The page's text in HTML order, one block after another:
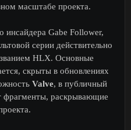
масштабе проекта.
инсайдера Gabe Follower,
серии действительно
HLX. Основные
скрыты в обновлениях
Valve, в публичный
фрагменты, раскрывающие